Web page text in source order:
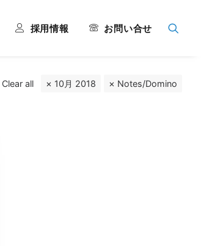
採用情報 お問い合せ
Clear all 10月 2018 Notes/Domino